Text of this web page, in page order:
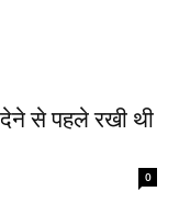
से पहले रखी थी
0